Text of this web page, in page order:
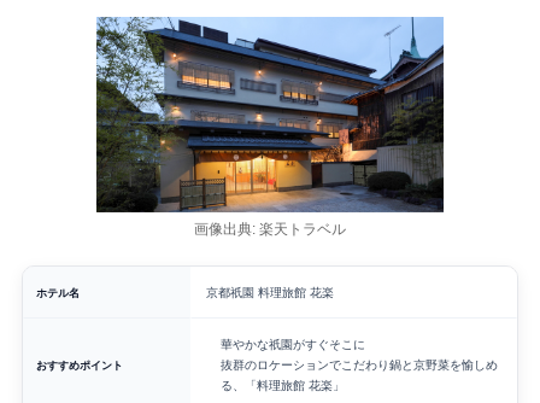
画像出典: 楽天トラベル
ホテル名 京都祇園 料理旅館 花楽
おすすめポイント
華やかな祇園がすぐそこに
抜群のロケーションでこだわり鍋と京野菜を愉しめ
る、「料理旅館 花楽」